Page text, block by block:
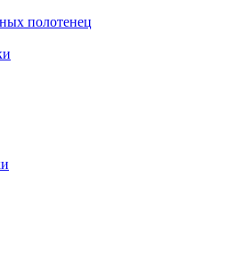
полотенец